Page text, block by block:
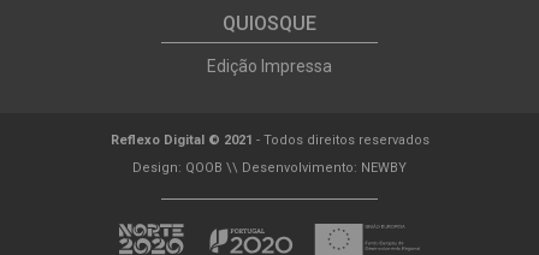
QUIOSQUE
Edição Impressa
Reflexo Digital © 2021 - Todos direitos reservados
Design: QOOB \\ Desenvolvimento: NEWBY